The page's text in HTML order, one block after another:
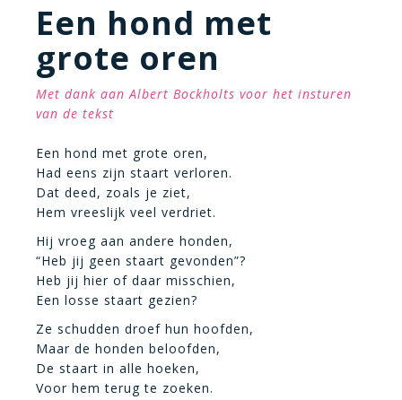
Een hond met
grote oren
Met dank aan Albert Bockholts voor het insturen
van de tekst
Een hond met grote oren,
Had eens zijn staart verloren.
Dat deed, zoals je ziet,
Hem vreeslijk veel verdriet.
Hij vroeg aan andere honden,
“Heb jij geen staart gevonden”?
Heb jij hier of daar misschien,
Een losse staart gezien?
Ze schudden droef hun hoofden,
Maar de honden beloofden,
De staart in alle hoeken,
Voor hem terug te zoeken.